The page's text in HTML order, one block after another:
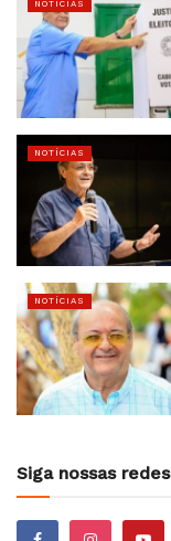
NOTÍCIAS
NOTÍCIAS
NOTÍCIAS
Siga nossas redes